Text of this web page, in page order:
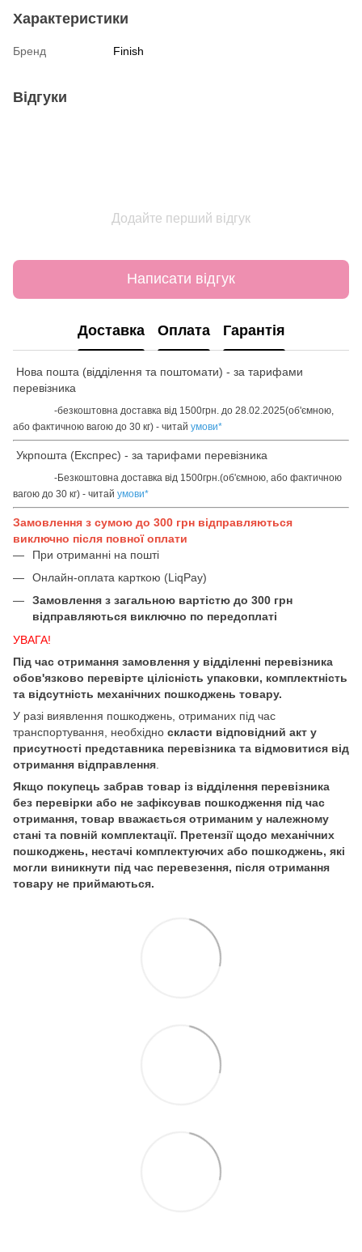
Характеристики
Бренд Finish
Відгуки
Додайте перший відгук
Написати відгук
Доставка Оплата Гарантія
Нова пошта (відділення та поштомати) - за тарифами
перевізника
-безкоштовна доставка від 1500грн. до 28.02.2025(об'ємною,
або фактичною вагою до 30 кг) - читай умови*
Укрпошта (Експрес) - за тарифами перевізника
-Безкоштовна доставка від 1500грн.(об'ємною, або фактичною
вагою до 30 кг) - читай умови*
Замовлення з сумою до 300 грн відправляються
виключно після повної оплати
При отриманні на пошті
Онлайн-оплата карткою (LiqPay)
Замовлення з загальною вартістю до 300 грн
відправляються виключно по передоплаті
УВАГА!
Під час отримання замовлення у відділенні перевізника
обов'язково перевірте цілісність упаковки, комплектність
та відсутність механічних пошкоджень товару.
У разі виявлення пошкоджень, отриманих під час
транспортування, необхідно скласти відповідний акт у
присутності представника перевізника та відмовитися від
отримання відправлення
Якщо покупець забрав товар із відділення перевізника
без перевірки або не зафіксував пошкодження під час
отримання, товар вважається отриманим у належному
стані та повній комплектації. Претензії щодо механічних
пошкоджень, нестачі комплектуючих або пошкоджень, які
могли виникнути під час перевезення, після отримання
товару не приймаються.